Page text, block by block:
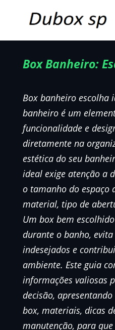
Box Banheiro:
Box banheiro escolha
banheiro é um
funcionalidade e
diretamente na
estética do seu
ideal exige atenção a
o tamanho do espaço
material, tipo de
Um box bem
durante o banho,
indesejados e
ambiente. Este guia
informações valiosas
decisão,
box, materiais, dicas
manutenção, para